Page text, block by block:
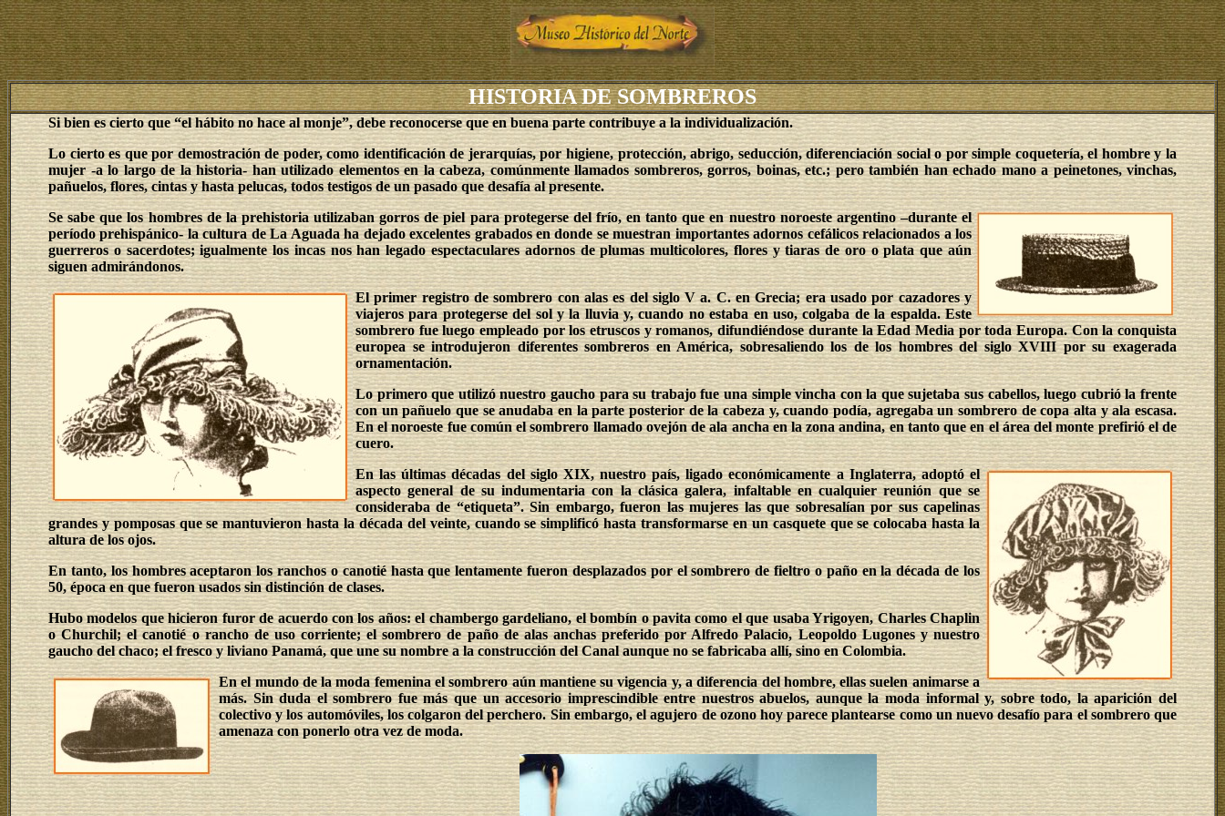
HISTORIA DE SOMBREROS
Si bien es cierto que “el hábito no hace al monje”, debe reconocerse que en buena parte contribuye a la individualización.
Lo cierto es que por demostración de poder, como identificación de jerarquías, por higiene, protección, abrigo, seducción, diferenciación social o por simple coquetería, el hombre y la
mujer -a lo largo de la historia- han utilizado elementos en la cabeza, comúnmente llamados sombreros, gorros, boinas, etc.; pero también han echado mano a peinetones, vinchas,
pañuelos, flores, cintas y hasta pelucas, todos testigos de un pasado que desafía al presente.
Se sabe que los hombres de la prehistoria utilizaban gorros de piel para protegerse del frío, en tanto que en nuestro noroeste argentino –durante el
período prehispánico- la cultura de La Aguada ha dejado excelentes grabados en donde se muestran importantes adornos cefálicos relacionados a los
guerreros o sacerdotes; igualmente los incas nos han legado espectaculares adornos de plumas multicolores, flores y tiaras de oro o plata que aún
siguen admirándonos.
El primer registro de sombrero con alas es del siglo V a. C. en Grecia; era usado por cazadores y
viajeros para protegerse del sol y la lluvia y, cuando no estaba en uso, colgaba de la espalda. Este
sombrero fue luego empleado por los etruscos y romanos, difundiéndose durante la Edad Media por toda Europa. Con la conquista
europea se introdujeron diferentes sombreros en América, sobresaliendo los de los hombres del siglo XVIII por su exagerada
ornamentación.
Lo primero que utilizó nuestro gaucho para su trabajo fue una simple vincha con la que sujetaba sus cabellos, luego cubrió la frente
con un pañuelo que se anudaba en la parte posterior de la cabeza y, cuando podía, agregaba un sombrero de copa alta y ala escasa.
En el noroeste fue común el sombrero llamado ovejón de ala ancha en la zona andina, en tanto que en el área del monte prefirió el de
cuero.
En las últimas décadas del siglo XIX, nuestro país, ligado económicamente a Inglaterra, adoptó el
aspecto general de su indumentaria con la clásica galera, infaltable en cualquier reunión que se
consideraba de “etiqueta”. Sin embargo, fueron las mujeres las que sobresalían por sus capelinas
grandes y pomposas que se mantuvieron hasta la década del veinte, cuando se simplificó hasta transformarse en un casquete que se colocaba hasta la
altura de los ojos.
En tanto, los hombres aceptaron los ranchos o canotié hasta que lentamente fueron desplazados por el sombrero de fieltro o paño en la década de los
50, época en que fueron usados sin distinción de clases.
Hubo modelos que hicieron furor de acuerdo con los años: el chambergo gardeliano, el bombín o pavita como el que usaba Yrigoyen, Charles Chaplin
o Churchil; el canotié o rancho de uso corriente; el sombrero de paño de alas anchas preferido por Alfredo Palacio, Leopoldo Lugones y nuestro
gaucho del chaco; el fresco y liviano Panamá, que une su nombre a la construcción del Canal aunque no se fabricaba allí, sino en Colombia.
En el mundo de la moda femenina el sombrero aún mantiene su vigencia y, a diferencia del hombre, ellas suelen animarse a
más. Sin duda el sombrero fue más que un accesorio imprescindible entre nuestros abuelos, aunque la moda informal y, sobre todo, la aparición del
colectivo y los automóviles, los colgaron del perchero. Sin embargo, el agujero de ozono hoy parece plantearse como un nuevo desafío para el sombrero que
amenaza con ponerlo otra vez de moda.